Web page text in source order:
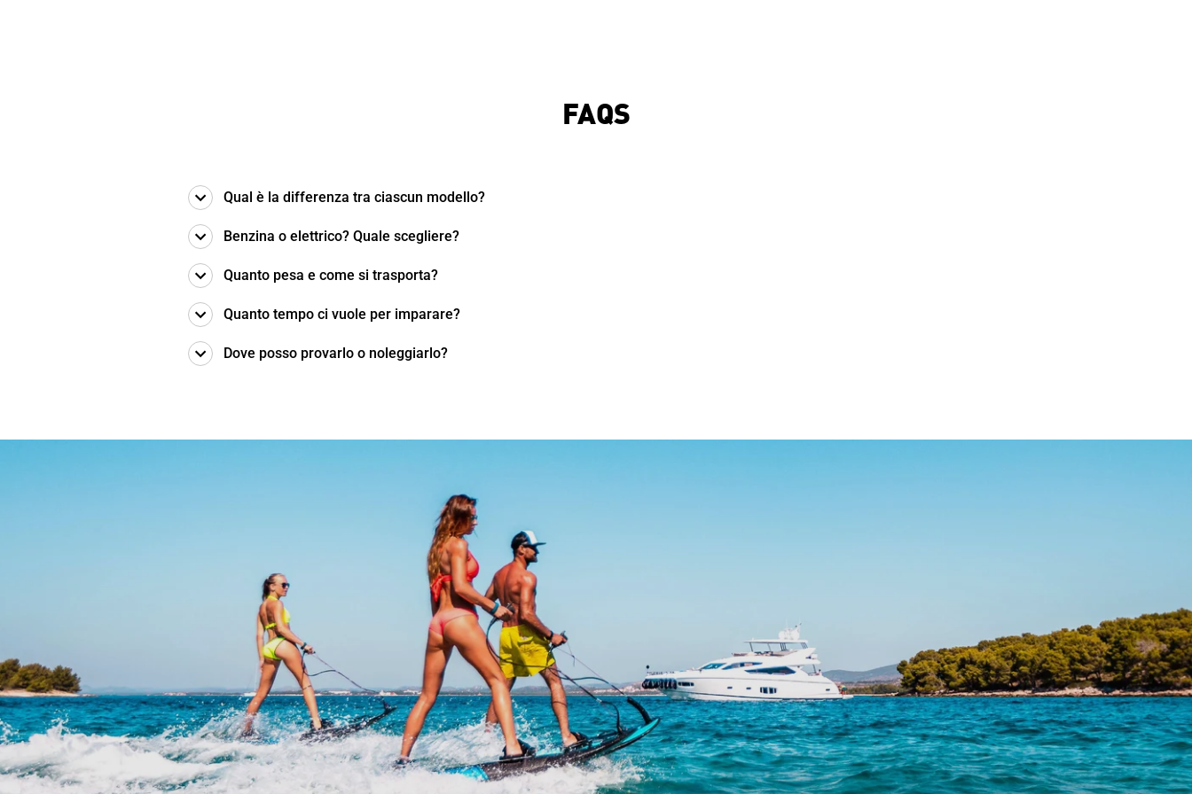
FAQS
Qual è la differenza tra ciascun modello?
Benzina o elettrico? Quale scegliere?
Quanto pesa e come si trasporta?
Quanto tempo ci vuole per imparare?
Dove posso provarlo o noleggiarlo?